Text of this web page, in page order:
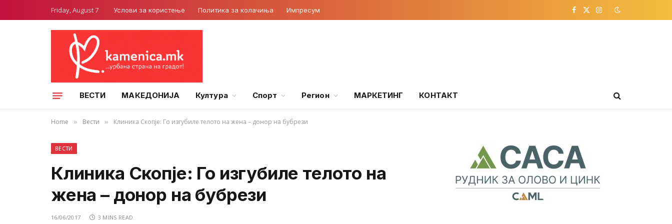
Friday, August 7 Услови за користење Политика за колачиња Импресум Facebook
X
Instagram
ВЕСТИ МАКЕДОНИЈА Култура Спорт Регион МАРКЕТИНГ КОНТАКТ
Home » Вести » Клиника Скопје: Го изгубиле телото на жена – донор на бубрези
ВЕСТИ
Клиника Скопје: Го изгубиле телото на
жена – донор на бубрези
16/06/2017 3 MINS READ